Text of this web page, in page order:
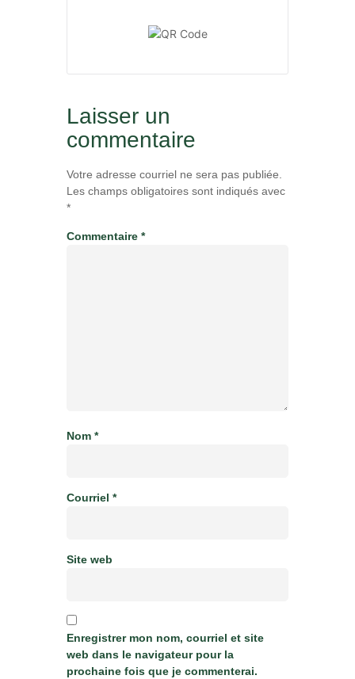
Laisser un
commentaire
Votre adresse courriel ne sera pas publiée.
Les champs obligatoires sont indiqués avec
*
Commentaire *
Nom *
Courriel *
Site web
Enregistrer mon nom, courriel et site
web dans le navigateur pour la
prochaine fois que je commenterai.